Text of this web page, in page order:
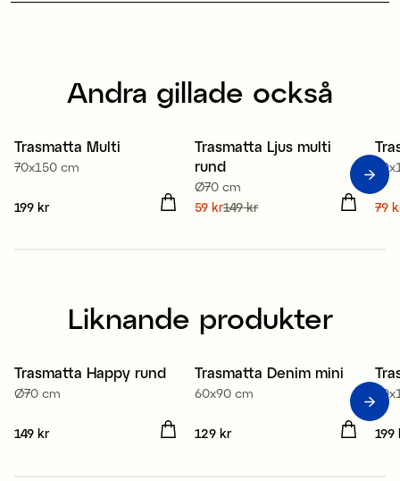
Andra gillade också
Trasmatta Multi
70x150 cm
Pris :199 kr
199 kr
Sale
Trasmatta Ljus multi
rund
Ø70 cm
Nuvarande pris
59 kr149 kr 79
Liknande produkter
Trasmatta Happy rund
Ø70 cm
Pris :149 kr
149 kr
Trasmatta Denim mini
60x90 cm
Pris :129 kr
129 kr Pris
199